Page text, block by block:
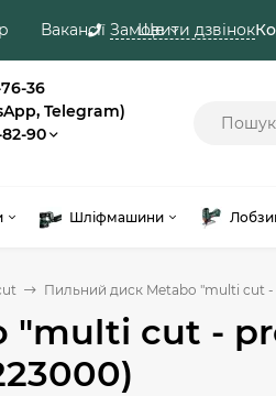
Замовити дзвінок
Вакансії Ще
36
Telegram)
90
Шліфмашини
Пильний диск Metabo "multi cut -
cut -